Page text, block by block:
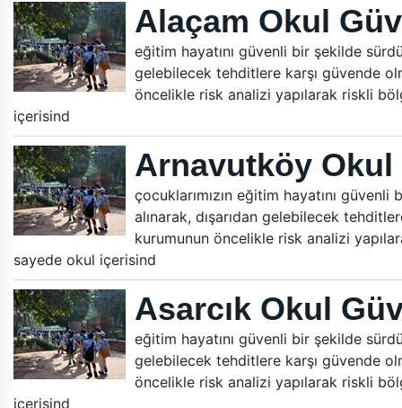
Alaçam Okul
eğitim hayatını güvenli bir şekilde
gelebilecek tehditlere karşı güvende
öncelikle risk analizi yapılarak riskli
içerisind
Arnavutköy
çocuklarımızın eğitim hayatını
alınarak, dışarıdan gelebilecek
kurumunun öncelikle risk analizi
sayede okul içerisind
Asarcık Okul
eğitim hayatını güvenli bir şekilde
gelebilecek tehditlere karşı güvende
öncelikle risk analizi yapılarak riskli
içerisind